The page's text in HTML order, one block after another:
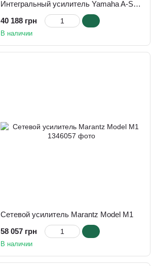
Интегральный усилитель Yamaha A-S701
40 188 грн
В наличии
Сетевой усилитель Marantz Model M1
58 057 грн
В наличии